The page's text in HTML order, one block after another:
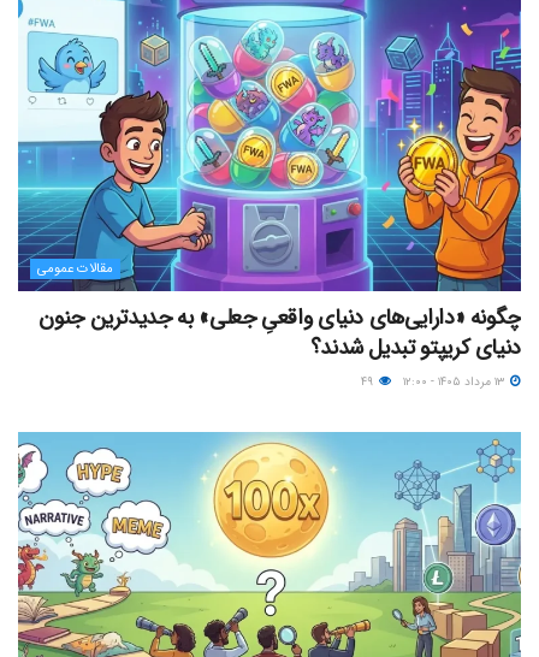
مقالات عمومی
چگونه «دارایی‌های دنیای واقعیِ جعلی» به جدیدترین جنون
دنیای کریپتو تبدیل شدند؟